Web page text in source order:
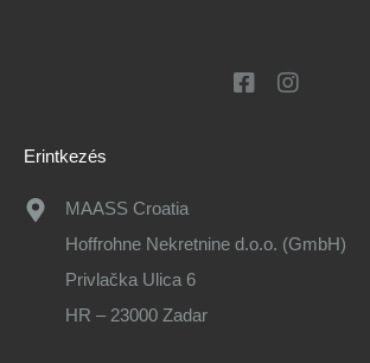
Erintkezés
MAASS Croatia
Hoffrohne Nekretnine d.o.o. (GmbH)
Privlačka Ulica 6
HR – 23000 Zadar